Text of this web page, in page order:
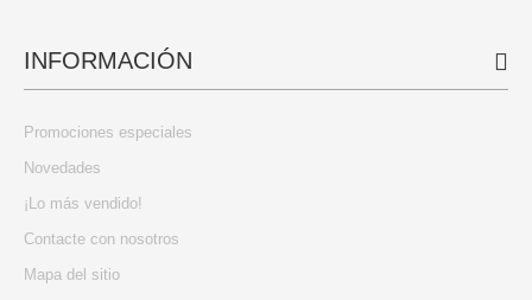
INFORMACIÓN
Promociones especiales
Novedades
¡Lo más vendido!
Contacte con nosotros
Mapa del sitio